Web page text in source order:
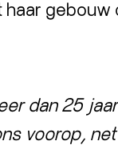
gebouw
dan 25
voorop,